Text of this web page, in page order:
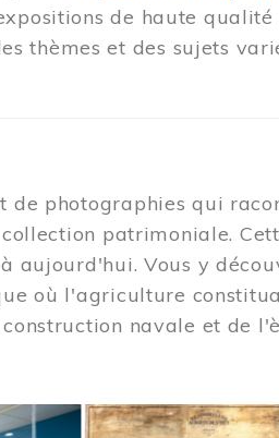
de haute qualité
thèmes et des sujets
de photographies qui
patrimoniale.
aujourd'hui. Vous y
où l'agriculture
navale et de